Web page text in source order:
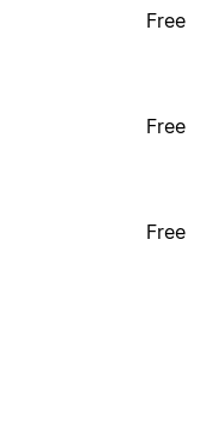
Free
Free
Free